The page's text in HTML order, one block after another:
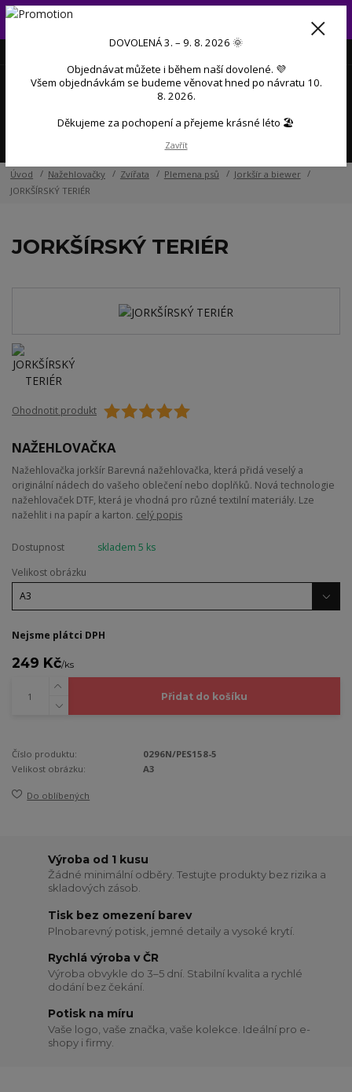
Od 3. do 9. 8. 2026 budeme mít dovolenou 💜 Objednávky přijaté
během dovolené začneme postupně zpracovávat po návratu 💜
Úvod Nažehlovačky Zvířata Plemena psů
Jorkšír a biewer
JORKŠÍRSKÝ TERIÉR
JORKŠÍRSKÝ TERIÉR
Ohodnotit produkt
NAŽEHLOVAČKA
Nažehlovačka jorkšír Barevná nažehlovačka, která přidá veselý a
originální nádech do vašeho oblečení nebo doplňků. Nová technologie
nažehlovaček DTF, která je vhodná pro různé textilní materiály. Lze
nažehlit i na papír a karton. celý popis
Dostupnost
skladem 5 ks
Velikost obrázku
Nejsme plátci DPH
249 Kč/ks
Přidat do košíku
Číslo produktu:
0296N/PES158-5
Velikost obrázku:
A3
Do oblíbených
Výroba od 1 kusu
Žádné minimální odběry. Testujte produkty bez rizika a
skladových zásob.
Tisk bez omezení barev
Plnobarevný potisk, jemné detaily a vysoké krytí.
Rychlá výroba v ČR
Výroba obvykle do 3–5 dní. Stabilní kvalita a rychlé
dodání bez čekání.
Potisk na míru
Vaše logo, vaše značka, vaše kolekce. Ideální pro e-
shopy i firmy.
DOVOLENÁ 3. – 9. 8. 2026 🌞
Objednávat můžete i během naší dovolené. 💜
Všem objednávkám se budeme věnovat hned po návratu 10.
8. 2026.
Děkujeme za pochopení a přejeme krásné léto 🏖️
Zavřít